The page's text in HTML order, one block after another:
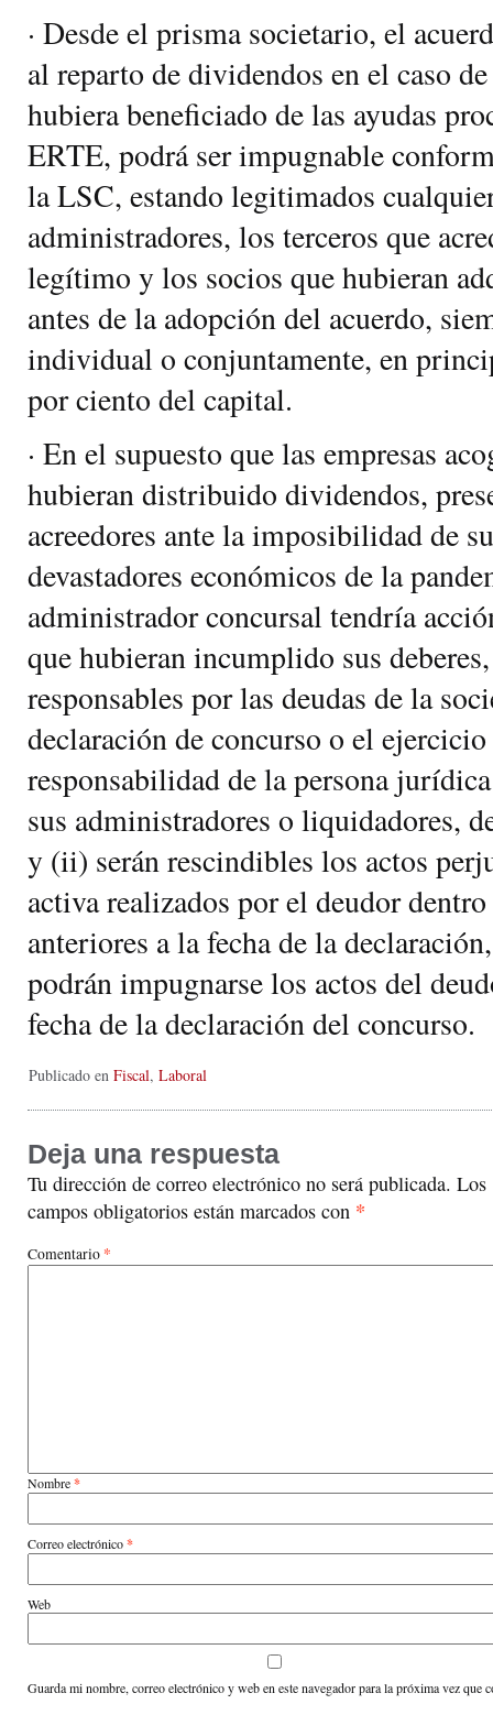
· Desde el prisma societario, el
al reparto de dividendos en el caso
hubiera beneficiado de las ayudas
ERTE, podrá ser impugnable
la LSC, estando legitimados
administradores, los terceros que
legítimo y los socios que hubieran
antes de la adopción del acuerdo,
individual o conjuntamente, en
por ciento del capital.
· En el supuesto que las empresas
hubieran distribuido dividendos,
acreedores ante la imposibilidad de
devastadores económicos de la
administrador concursal tendría
que hubieran incumplido sus
responsables por las deudas de la
declaración de concurso o el
responsabilidad de la persona
sus administradores o liquidadores,
y (ii) serán rescindibles los actos
activa realizados por el deudor
anteriores a la fecha de la
podrán impugnarse los actos del
fecha de la declaración del concurso.
Publicado en Fiscal, Laboral
Deja una respuesta
Tu dirección de correo electrónico no será publicada. Los
campos obligatorios están marcados con *
Comentario *
Nombre*
Correo electrónico*
Web
Guarda mi nombre, correo electrónico y web en este navegador para la próxima vez que